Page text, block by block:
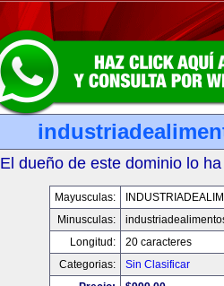
El dueño de este dominio lo
Mayusculas:
Minusculas:
Longitud:
20 caracteres
Categorias:
Sin Clasificar